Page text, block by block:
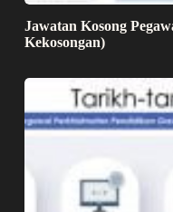
Jawatan Kosong
Kekosongan)